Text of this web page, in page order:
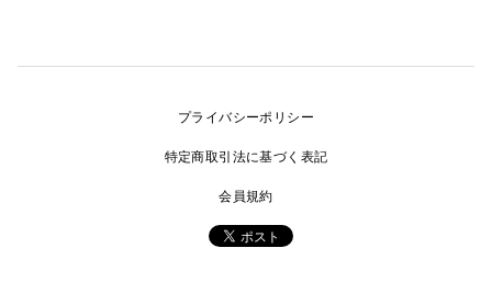
プライバシーポリシー
特定商取引法に基づく表記
会員規約